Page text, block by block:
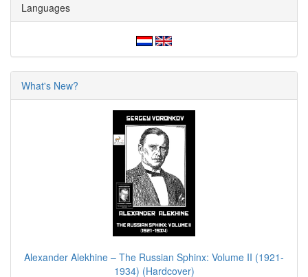
Languages
What's New?
Alexander Alekhine – The Russian Sphinx: Volume II (1921-
1934) (Hardcover)